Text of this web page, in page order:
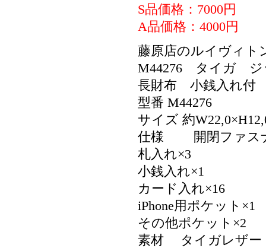
S品価格：7000円
A品価格：4000円
藤原店のルイヴィト
M44276 タイガ ジ
長財布 小銭入れ付
型番 M44276
サイズ 約
仕様 開閉ファス
札入れ×3
小銭入れ×1
カード入れ×16
iPhone用ポケット×1
その他ポケット×2
素材 タイガレザー